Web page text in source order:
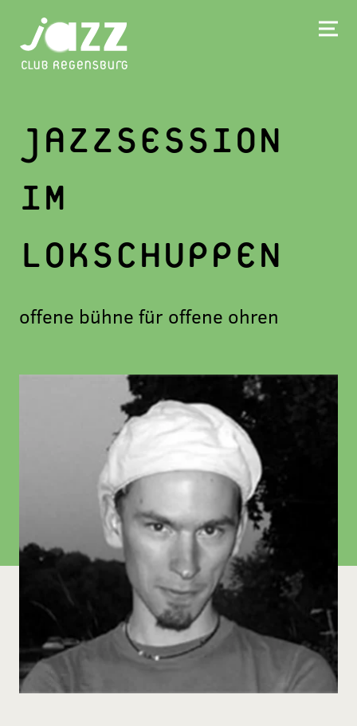
JAZZSESSION
IM
LOKSCHUPPEN
offene bühne für offene ohren